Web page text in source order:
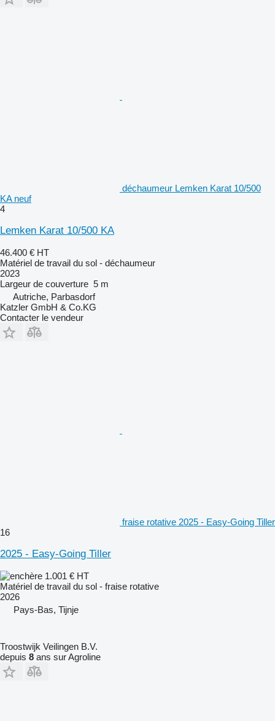
déchaumeur Lemken Karat 10/500
KA neuf
4
Lemken Karat 10/500 KA
46.400 € HT
Matériel de travail du sol - déchaumeur
2023
Largeur de couverture 5 m
Autriche, Parbasdorf
Katzler GmbH & Co.KG
Contacter le vendeur
fraise rotative 2025 - Easy-Going Tiller
16
2025 - Easy-Going Tiller
1.001 € HT
Matériel de travail du sol - fraise rotative
2026
Pays-Bas, Tijnje
Troostwijk Veilingen B.V.
depuis 8 ans sur Agroline